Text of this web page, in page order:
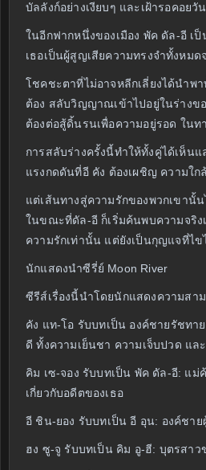
บัลลังก์อย่างเงียบๆ และเฝ้ารอคอย
ในอีกฟากหนึ่งของเมือง พัค ดัล-อี เ
เธอเป็นผู้สูญเสียความทรงจำทั้งหม
โชคชะตาที่ไม่อาจหลีกเลี่ยงได้นำพ
ต้อง สลับวิญญาณเข้าไปอยู่ในร่างข
ต้องต่อสู้ดิ้นรนเพื่อความอยู่รอด ใน
การสลับร่างครั้งนี้ทำให้ทั้งคู่ได้เห็น
แรงกดดันที่อี คัง ต้องเผชิญ ความใ
แต่เส้นทางสู่ความรักของพวกเขานั้
ในขณะที่ดัล-อี ก็เริ่มค้นพบความจริง
ความรักเท่านั้น แต่ยังเป็นกุญแจที่ไ
นักแสดงนำซีรี่ย์ Moon River
ซีรีส์เรื่องนี้นำโดยนักแสดงความสา
คัง แท-โอ รับบทเป็น องค์ชายรัชทา
ดี ทั้งความเย็นชา ความเจ็บปวด แ
คิม เซ-จอง รับบทเป็น พัค ดัล-อี: แม่
เกี่ยวกับอดีตของเธอ
อี ชิน-ยอง รับบทเป็น อี อุน: องค์ชาย
ฮง ซู-จู รับบทเป็น คิม อู-ฮี: บุตรสาว